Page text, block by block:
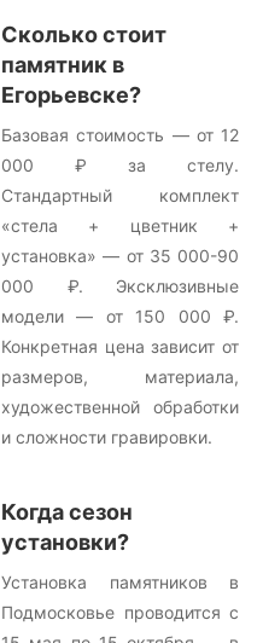
Сколько стоит
памятник в
Егорьевске?
Базовая стоимость — от 12
000 ₽ за стелу.
Стандартный комплект
«стела + цветник +
установка» — от 35 000-90
000 ₽. Эксклюзивные
модели — от 150 000 ₽.
Конкретная цена зависит от
размеров, материала,
художественной обработки
и сложности гравировки.
Когда сезон
установки?
Установка памятников в
Подмосковье проводится с